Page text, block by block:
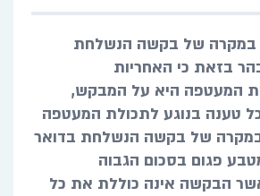
במקרה של בקשה הנשלחת
בזאת כי האחריות
המעטפה היא על המבקש,
טענה בנוגע לתכולת המעטפה
של בקשה הנשלחת בדואר
פגום בסכום הגבוה
או כאשר הבקשה אינה כוללת את כל